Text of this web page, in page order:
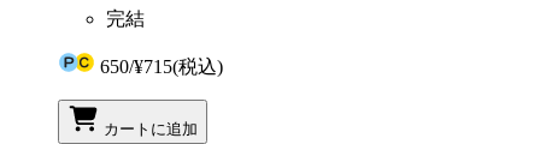
完結
650/¥715(税込)
カートに追加